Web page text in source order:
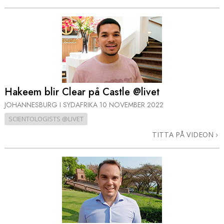
Hakeem blir Clear på Castle @livet
JOHANNESBURG I SYDAFRIKA 10 NOVEMBER 2022
SCIENTOLOGISTS @LIVET
TITTA PÅ VIDEON